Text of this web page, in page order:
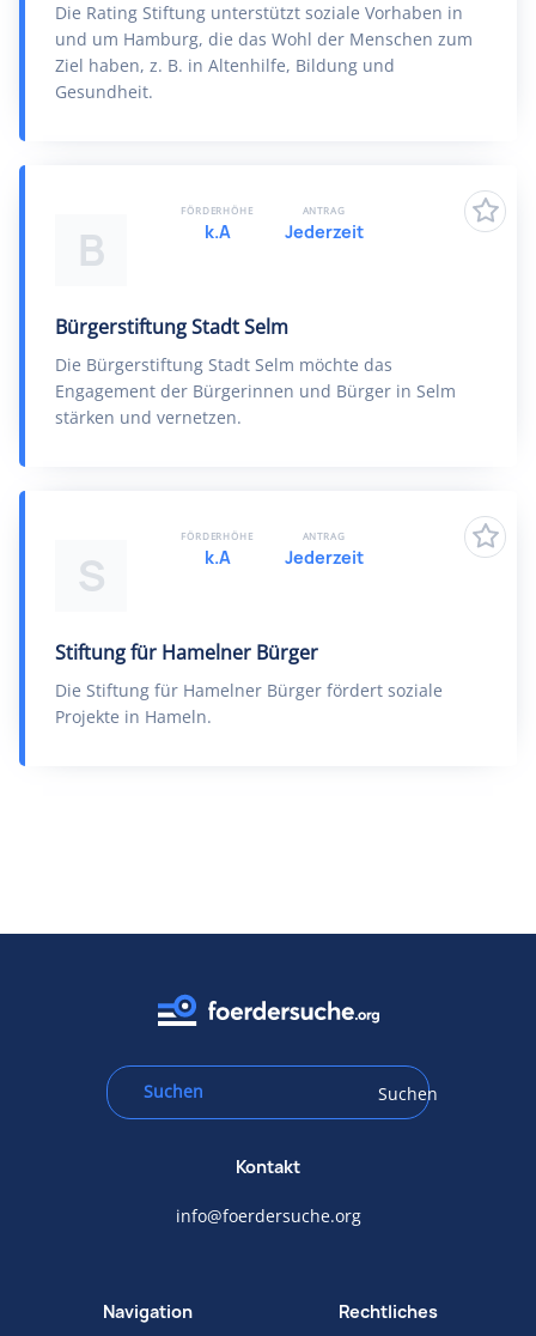
Die Rating Stiftung unterstützt soziale Vorhaben in
und um Hamburg, die das Wohl der Menschen zum
Ziel haben, z. B. in Altenhilfe, Bildung und
Gesundheit.
B
Bürgerstiftung Stadt Selm
Die Bürgerstiftung Stadt Selm möchte das
Engagement der Bürgerinnen und Bürger in Selm
stärken und vernetzen.
FÖRDERHÖHE
k.A
ANTRAG
Jederzeit
S
Stiftung für Hamelner Bürger
Die Stiftung für Hamelner Bürger fördert soziale
Projekte in Hameln.
FÖRDERHÖHE
k.A
ANTRAG
Jederzeit
Suchen
Kontakt
info@foerdersuche.org
Navigation Rechtliches